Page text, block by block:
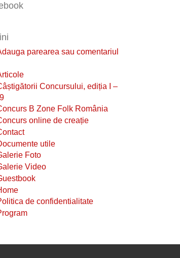
parearea sau comentariul
Concursului, ediția I –
B Zone Folk România
online de creație
utile
Foto
Video
de confidentialitate